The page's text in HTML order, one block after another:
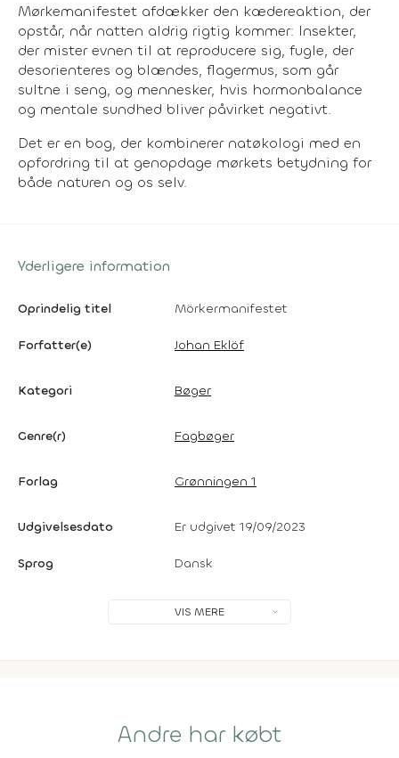
Mørkemanifestet afdækker den kædereaktion, der
opstår, når natten aldrig rigtig kommer: Insekter,
der mister evnen til at reproducere sig, fugle, der
desorienteres og blændes, flagermus, som går
sultne i seng, og mennesker, hvis hormonbalance
og mentale sundhed bliver påvirket negativt.
Det er en bog, der kombinerer natøkologi med en
opfordring til at genopdage mørkets betydning for
både naturen og os selv.
Yderligere information
Oprindelig titel Mörkermanifestet
Forfatter(e) Johan Eklöf
Kategori Bøger
Genre(r) Fagbøger
Forlag Grønningen 1
Udgivelsesdato Er udgivet 19/09/2023
Sprog Dansk
VIS MERE
Andre har købt